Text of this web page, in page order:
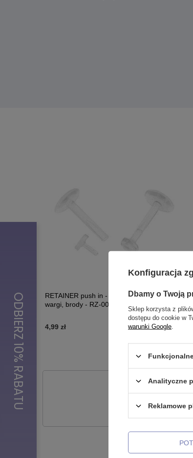
RETAINER push in - zatyczka do ucha,
wargi, brody - RZ-003
4,99 zł
Zadaj
Konfiguracja
Dbamy o Twoją
Sklep korzysta z
dostępu do cookie w
warunki Google
Analityczne
Reklamowe